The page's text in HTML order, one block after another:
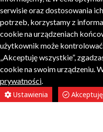
serwisie oraz dostosowania
potrzeb, korzystamy z
cookie na urządzeniach
użytkownik może
„Akceptuję wszystkie”,
cookie na swoim urządzeniu.
prywatności.
Ustawienia
Akceptuję